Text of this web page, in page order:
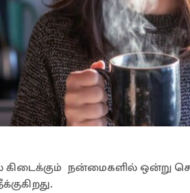
கிடைக்கும் நன்மைகளில் ஒன்று